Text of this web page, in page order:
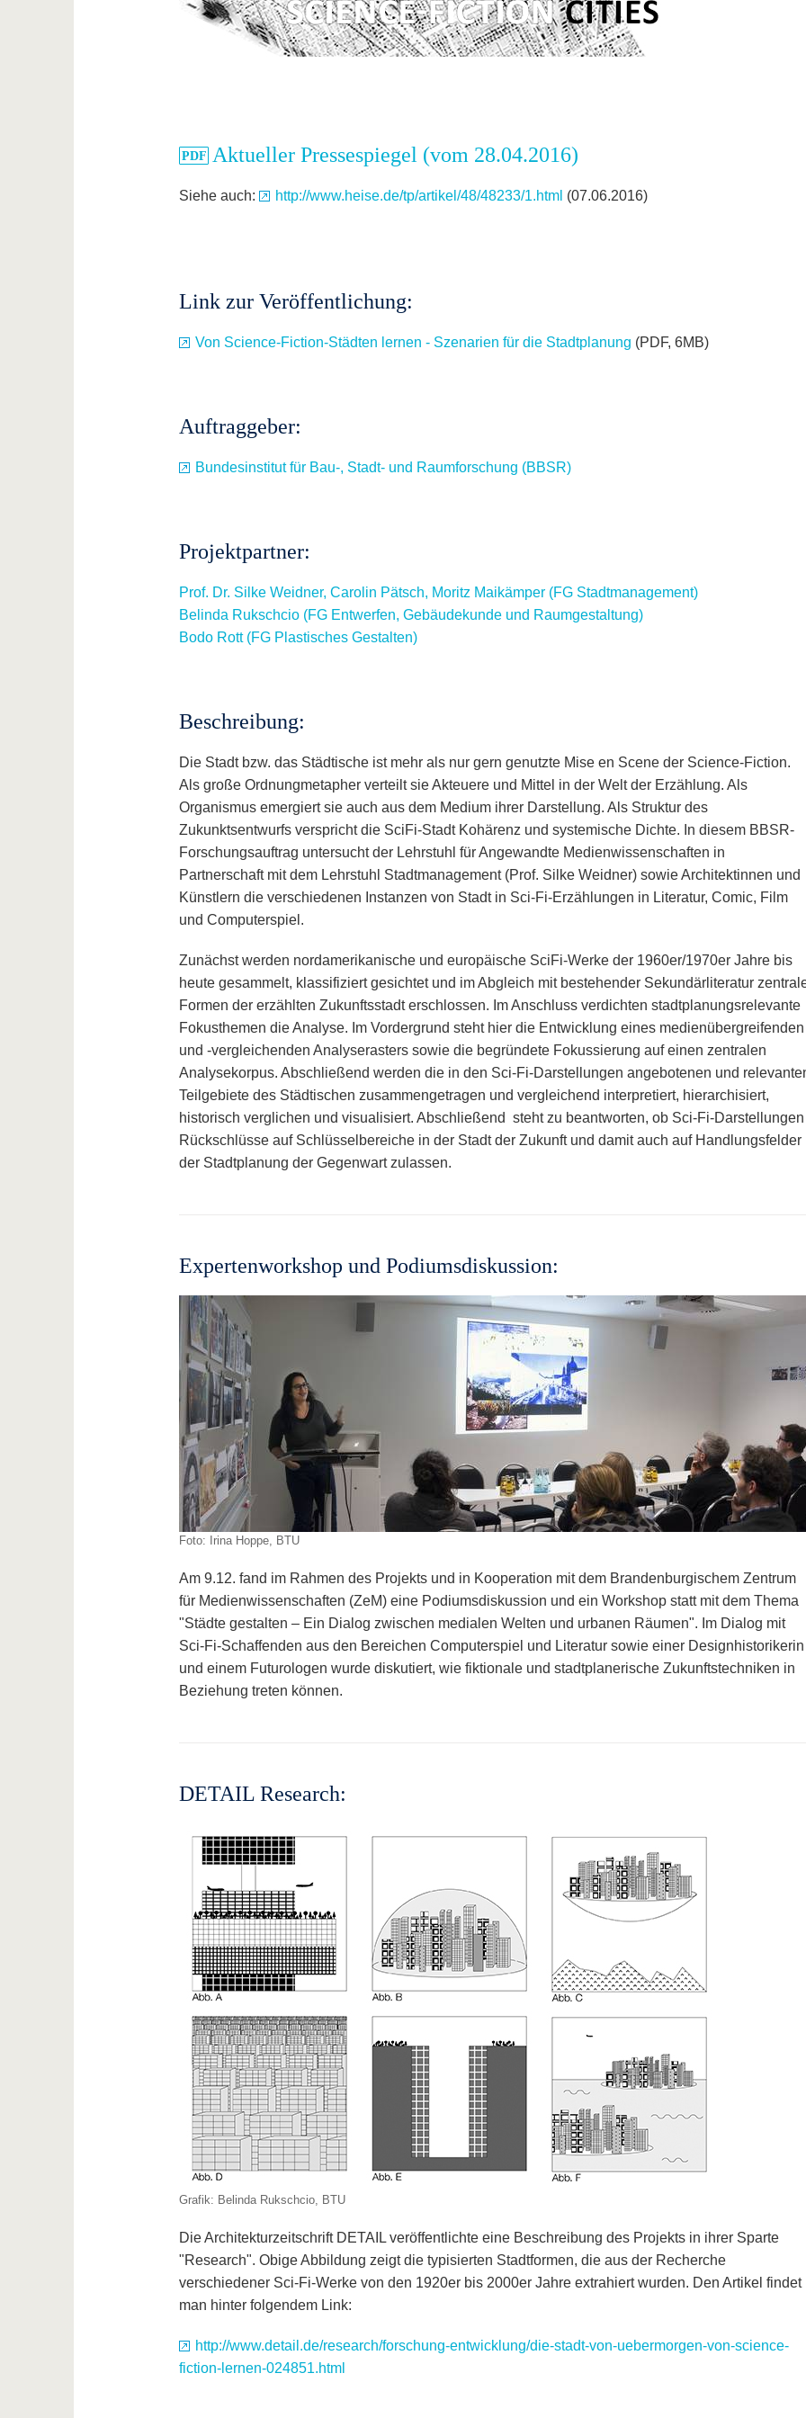
Aktueller Pressespiegel (vom 28.04.2016)
Siehe auch: http://www.heise.de/tp/artikel/48/48233/1.html (07.06.2016)
Link zur Veröffentlichung:
Von Science-Fiction-Städten lernen - Szenarien für die Stadtplanung (PDF, 6MB)
Auftraggeber:
Bundesinstitut für Bau-, Stadt- und Raumforschung (BBSR)
Projektpartner:
Prof. Dr. Silke Weidner, Carolin Pätsch, Moritz Maikämper (FG Stadtmanagement)
Belinda Rukschcio (FG Entwerfen, Gebäudekunde und Raumgestaltung)
Bodo Rott (FG Plastisches Gestalten)
Beschreibung:
Die Stadt bzw. das Städtische ist mehr als nur gern genutzte Mise en Scene der Science-Fiction.
Als große Ordnungmetapher verteilt sie Akteuere und Mittel in der Welt der Erzählung. Als
Organismus emergiert sie auch aus dem Medium ihrer Darstellung. Als Struktur des
Zukunktsentwurfs verspricht die SciFi-Stadt Kohärenz und systemische Dichte. In diesem BBSR-
Forschungsauftrag untersucht der Lehrstuhl für Angewandte Medienwissenschaften in
Partnerschaft mit dem Lehrstuhl Stadtmanagement (Prof. Silke Weidner) sowie Architektinnen und
Künstlern die verschiedenen Instanzen von Stadt in Sci-Fi-Erzählungen in Literatur, Comic, Film
und Computerspiel.
Zunächst werden nordamerikanische und europäische SciFi-Werke der 1960er/1970er Jahre bis
heute gesammelt, klassifiziert gesichtet und im Abgleich mit bestehender Sekundärliteratur
Formen der erzählten Zukunftsstadt erschlossen. Im Anschluss verdichten stadtplanungsrelevante
Fokusthemen die Analyse. Im Vordergrund steht hier die Entwicklung eines medienübergreifenden
und -vergleichenden Analyserasters sowie die begründete Fokussierung auf einen zentralen
Analysekorpus. Abschließend werden die in den Sci-Fi-Darstellungen angebotenen und
Teilgebiete des Städtischen zusammengetragen und vergleichend interpretiert, hierarchisiert,
historisch verglichen und visualisiert. Abschließend steht zu beantworten, ob Sci-Fi-Darstellungen
Rückschlüsse auf Schlüsselbereiche in der Stadt der Zukunft und damit auch auf Handlungsfelder
der Stadtplanung der Gegenwart zulassen.
Expertenworkshop und Podiumsdiskussion:
Foto: Irina Hoppe, BTU
Am 9.12. fand im Rahmen des Projekts und in Kooperation mit dem Brandenburgischem Zentrum
für Medienwissenschaften (ZeM) eine Podiumsdiskussion und ein Workshop statt mit dem Thema
"Städte gestalten – Ein Dialog zwischen medialen Welten und urbanen Räumen". Im Dialog mit
Sci-Fi-Schaffenden aus den Bereichen Computerspiel und Literatur sowie einer Designhistorikerin
und einem Futurologen wurde diskutiert, wie fiktionale und stadtplanerische Zukunftstechniken in
Beziehung treten können.
DETAIL Research:
Grafik: Belinda Rukschcio, BTU
Die Architekturzeitschrift DETAIL veröffentlichte eine Beschreibung des Projekts in ihrer Sparte
"Research". Obige Abbildung zeigt die typisierten Stadtformen, die aus der Recherche
verschiedener Sci-Fi-Werke von den 1920er bis 2000er Jahre extrahiert wurden. Den Artikel findet
man hinter folgendem Link:
http://www.detail.de/research/forschung-entwicklung/die-stadt-von-uebermorgen-von-science-
fiction-lernen-024851.html